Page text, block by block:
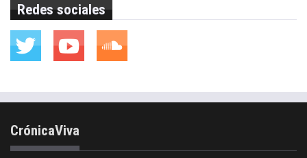
Redes sociales
CrónicaViva